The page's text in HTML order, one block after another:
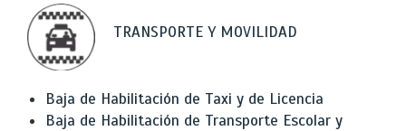
TRANSPORTE Y MOVILIDAD
Baja de Habilitación de Taxi y de Licencia
Baja de Habilitación de Transporte Escolar y